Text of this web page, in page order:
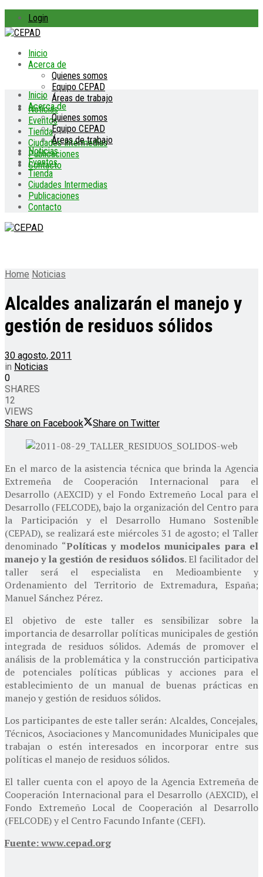
Login
Inicio
Acerca de
Quienes somos
Equipo CEPAD
Áreas de trabajo
Noticias
Eventos
Tienda
Ciudades Intermedias
Publicaciones
Contacto
Inicio
Acerca de
Quienes somos
Equipo CEPAD
Áreas de trabajo
Noticias
Eventos
Tienda
Ciudades Intermedias
Publicaciones
Contacto
Home Noticias
Alcaldes analizarán el manejo y
gestión de residuos sólidos
30 agosto, 2011
in Noticias
0
SHARES
12
VIEWS
Share on Facebook
Share on Twitter
En el marco de la asistencia técnica que brinda la Agencia
Extremeña de Cooperación Internacional para el
Desarrollo (AEXCID) y el Fondo Extremeño Local para el
Desarrollo (FELCODE), bajo la organización del Centro para
la Participación y el Desarrollo Humano Sostenible
(CEPAD), se realizará este miércoles 31 de agosto; el Taller
denominado “Políticas y modelos municipales para el
manejo y la gestión de residuos sólidos. El facilitador del
taller será el especialista en Medioambiente y
Ordenamiento del Territorio de Extremadura, España;
Manuel Sánchez Pérez.
El objetivo de este taller es sensibilizar sobre la
importancia de desarrollar políticas municipales de gestión
integrada de residuos sólidos. Además de promover el
análisis de la problemática y la construcción participativa
de potenciales políticas públicas y acciones para el
establecimiento de un manual de buenas prácticas en
manejo y gestión de residuos sólidos.
Los participantes de este taller serán: Alcaldes, Concejales,
Técnicos, Asociaciones y Mancomunidades Municipales que
trabajan o estén interesados en incorporar entre sus
políticas el manejo de residuos sólidos.
El taller cuenta con el apoyo de la Agencia Extremeña de
Cooperación Internacional para el Desarrollo (AEXCID), el
Fondo Extremeño Local de Cooperación al Desarrollo
(FELCODE) y el Centro Facundo Infante (CEFI).
Fuente: www.cepad.org